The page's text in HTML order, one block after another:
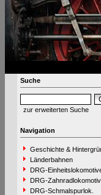
Suche
zur erweiterten Suche
Navigation
Geschichte &
Länderbahnen
DRG-
DRG-
DRG-Schmalspurlok.